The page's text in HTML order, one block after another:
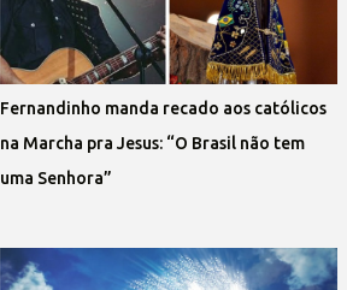
Fernandinho manda recado aos católicos
na Marcha pra Jesus: “O Brasil não tem
uma Senhora”